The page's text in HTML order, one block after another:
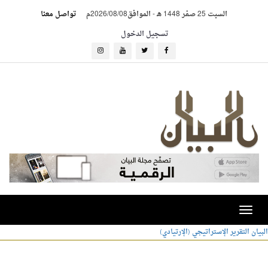
السبت 25 صفر 1448 هـ -الموافق2026/08/08م
تواصل معنا
تسجيل الدخول
Toggle
navigation البيان التقرير الإستراتيجي (الإرتيادي)